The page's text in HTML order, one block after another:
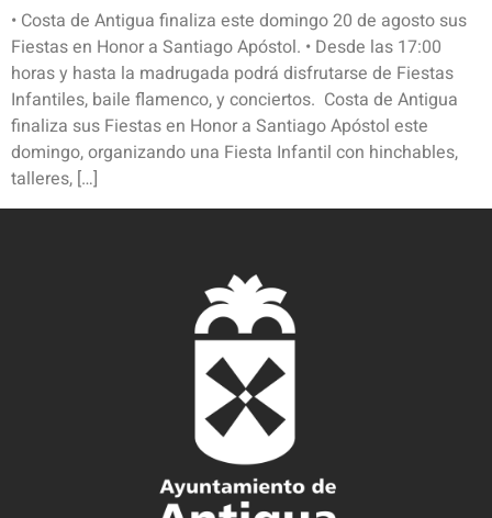
• Costa de Antigua finaliza este domingo 20 de agosto sus
Fiestas en Honor a Santiago Apóstol. • Desde las 17:00
horas y hasta la madrugada podrá disfrutarse de Fiestas
Infantiles, baile flamenco, y conciertos. Costa de Antigua
finaliza sus Fiestas en Honor a Santiago Apóstol este
domingo, organizando una Fiesta Infantil con hinchables,
talleres, […]